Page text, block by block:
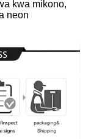
kwa mikono,
neon